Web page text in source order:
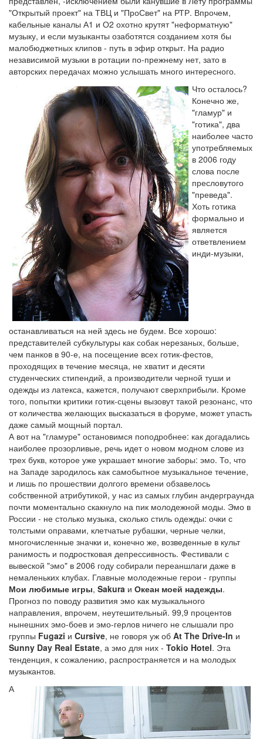
"Открытый проект" на ТВЦ и "ПроСвет" на РТР. Впрочем,
кабельные каналы А1 и О2 охотно крутят "неформатную"
музыку, и если музыканты озаботятся созданием хотя бы
малобюджетных клипов - путь в эфир открыт. На радио
независимой музыки в ротации по-прежнему нет, зато в
авторских передачах можно услышать много интересного.
Что осталось?
Конечно же,
"гламур" и
"готика", два
наиболее часто
употребляемых
в 2006 году
слова после
пресловутого
"преведа".
Хоть готика
формально и
является
ответвлением
инди-музыки,
останавливаться на ней здесь не будем. Все хорошо:
представителей субкультуры как собак нерезаных, больше,
чем панков в 90-е, на посещение всех готик-фестов,
проходящих в течение месяца, не хватит и десяти
студенческих стипендий, а производители черной туши и
одежды из латекса, кажется, получают сверхприбыли. Кроме
того, попытки критики готик-сцены вызовут такой резонанс, что
от количества желающих высказаться в форуме, может упасть
даже самый мощный портал.
А вот на "гламуре" остановимся поподробнее: как догадались
наиболее прозорливые, речь идет о новом модном слове из
трех букв, которое уже украшает многие заборы: эмо. То, что
на Западе зародилось как самобытное музыкальное течение,
и лишь по прошествии долгого времени обзавелось
собственной атрибутикой, у нас из самых глубин андерграунда
почти моментально скакнуло на пик молодежной моды. Эмо в
России - не столько музыка, сколько стиль одежды: очки с
толстыми оправами, клетчатые рубашки, черные челки,
многочисленные значки и, конечно же, возведенные в культ
ранимость и подростковая депрессивность. Фестивали с
вывеской "эмо" в 2006 году собирали переаншлаги даже в
немаленьких клубах. Главные молодежные герои - группы
Мои любимые игры, Sakura и Океан моей надежды.
Прогноз по поводу развития эмо как музыкального
направления, впрочем, неутешительный. 99,9 процентов
нынешних эмо-боев и эмо-герлов ничего не слышали про
группы Fugazi и Cursive, не говоря уж об At The Drive-In и
Sunny Day Real Estate, а эмо для них - Tokio Hotel. Эта
тенденция, к сожалению, распространяется и на молодых
музыкантов.
А